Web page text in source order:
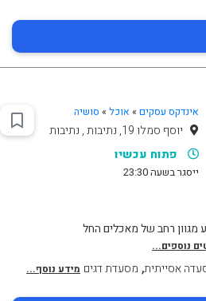
אינדקס עסקים » אוכל» סושיה
יוסף סמלו 19, נתיבות , נתיבות
פתוח עכשיו
ייסגר בשעה 23:30
מגוון רחב של מאכלים החל
נוספים...
אסייתית, מסעדת דגים מידע נוסף...